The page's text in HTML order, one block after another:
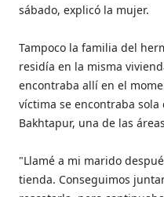
sábado, explicó la mujer.
Tampoco la familia del
residía en la misma
encontraba allí en el
víctima se encontraba
Bakhtapur, una de las
"Llamé a mi marido
tienda. Conseguimos